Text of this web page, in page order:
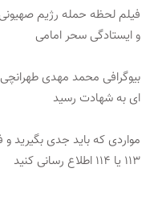
فیلم لحظه حمله رژیم
و ایستادگی سحر امامی
بیوگرافی محمد مهدی
ای به شهادت رسید
مواردی که باید جدی بگیرید و
۱۱۳ یا ۱۱۴ اطلاع رسانی کنید